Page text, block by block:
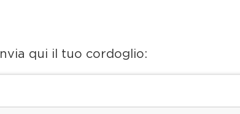
Invia qui il tuo cordoglio: